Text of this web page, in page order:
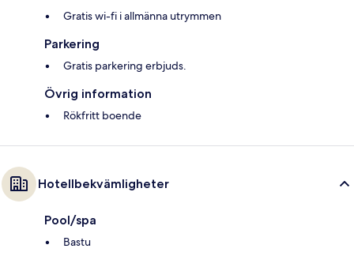
Gratis wi-fi i allmänna utrymmen
Parkering
Gratis parkering erbjuds.
Övrig information
Rökfritt boende
Hotellbekvämligheter
Pool/spa
Bastu